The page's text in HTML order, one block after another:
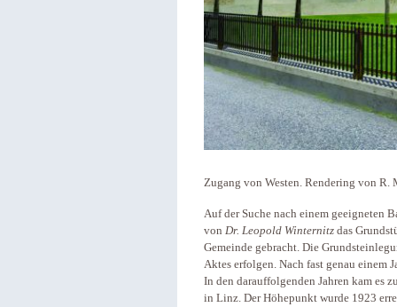
Zugang von Westen. Rendering von
Auf der Suche nach einem geeigneten
von Dr. Leopold Winternitz das
Gemeinde gebracht. Die
Aktes erfolgen. Nach fast genau einem
In den darauffolgenden Jahren kam es
in Linz. Der Höhepunkt wurde 1923